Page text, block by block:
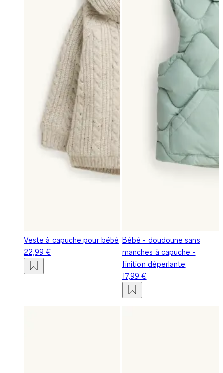
Veste à capuche pour bébé
22,99 €
Bébé - doudoune sans
manches à capuche -
finition déperlante
17,99 €